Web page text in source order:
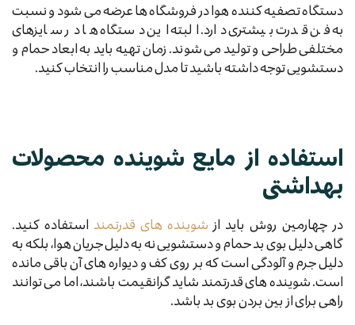
دستگاه تصفیه کننده هوا در فروشگاه ها عرضه می شود و نسبت
به فن قدرت بیشتری دارد. البته این دستگاه ها در سایزهای
مختلفی طراحی و تولید می شوند. زمان تهیه باید به ابعاد حمام و
دستشویی توجه داشته باشید تا مدل مناسب را انتخاب کنید.
استفاده از مایع شوینده محصولات
بهداشتی
در چهارمین روش باید از شوینده های قدرتمند استفاده کنید.
گاهی دلیل بوی بد حمام و دستشویی نه به دلیل جریان هوا، بلکه به
دلیل جرم و آلودگی است که بر روی کف و دیواره های آن باقی مانده
است. شوینده های قدرتمند شاید گرانقیمت باشند، اما می توانند
راهی برای از بین بردن بوی بد باشد.